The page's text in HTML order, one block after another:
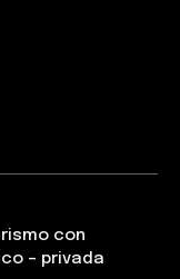
con
– privada